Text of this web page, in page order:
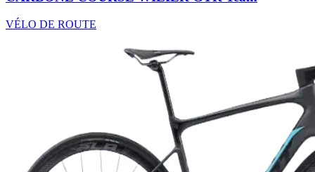
VÉLO DE ROUTE